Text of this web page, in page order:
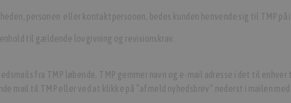
personen eller kontaktpersonen, bedes kunden henvende sig til TMP på
til gældende lovgivning og revisionskrav.
fra TMP løbende. TMP gemmer navn og e-mail adresse i det til
mail til TMP eller ved at klikke på ”afmeld nyhedsbrev” nederst i mailen med